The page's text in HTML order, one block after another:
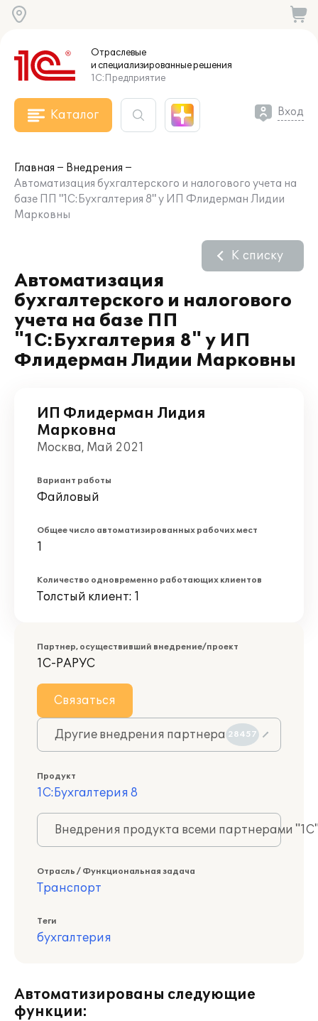
Отраслевые
и специализированныерешения
1С:Предприятие
Каталог Вход
Главная
Внедрения
Автоматизация бухгалтерского и налогового учета на
базе ПП "1С:Бухгалтерия 8" у ИП Флидерман Лидии
Марковны
Автоматизация
бухгалтерского и налогового
учета на базе ПП
"1С:Бухгалтерия 8" у ИП
Флидерман Лидии Марковны
К списку
ИП Флидерман Лидия
Марковна
Москва, Май 2021
Вариант работы
Файловый
Общее число автоматизированных рабочих мест
1
Количество одновременно работающих клиентов
Толстый клиент: 1
Партнер, осуществивший внедрение/проект
1С-РАРУС
Связаться
Другие внедрения партнера 28457
Продукт
1С:Бухгалтерия 8
Внедрения продукта всеми партнерами
Отрасль / Функциональная задача
Транспорт
Теги
бухгалтерия
Автоматизированы следующие
функции: